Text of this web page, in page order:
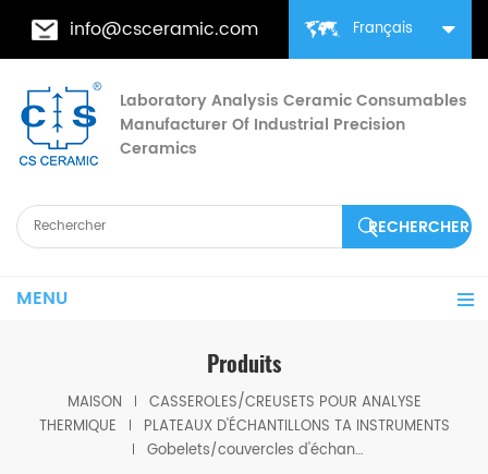
Français
info@csceramic.com
Laboratory Analysis Ceramic Consumables
Manufacturer Of Industrial Precision
Ceramics
MENU
Produits
MAISON
CASSEROLES/CREUSETS POUR ANALYSE
THERMIQUE
PLATEAUX D'ÉCHANTILLONS TA INSTRUMENTS
Gobelets/couvercles d'échantillon en aluminium OEM pour instruments TA, taille de: 6mm H:4mm